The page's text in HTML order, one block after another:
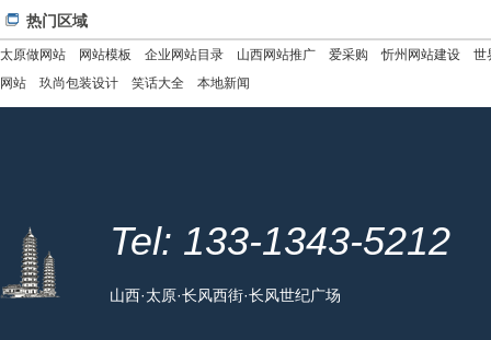
热门区域
太原做网站 网站模板 企业网站目录 山西网站推广 爱采购 忻州网站建设
世
网站
玖尚包装设计 笑话大全 本地新闻
Tel: 133-1343-5212
山西·太原·长风西街·长风世纪广场